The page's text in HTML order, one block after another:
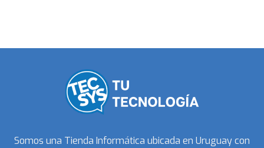
Somos una Tienda Informática ubicada en Uruguay con